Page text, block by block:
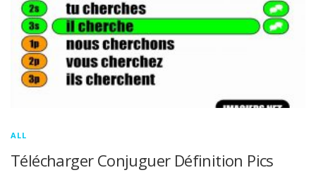
ALL
Télécharger Conjuguer Définition Pics